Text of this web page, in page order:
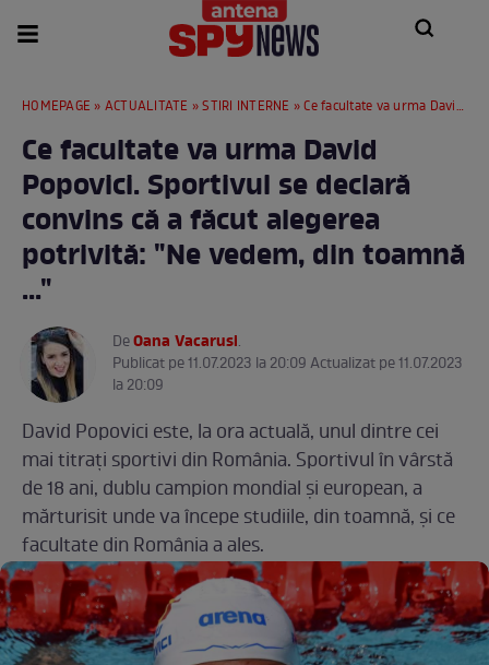
HOMEPAGE » ACTUALITATE »STIRI INTERNE » Ce facultate va urma David Popovici. Sportivul se declară convins că a făcut alegerea potrivită: "Ne vedem, din toamnă ..."
Ce facultate va urma David
Popovici. Sportivul se declară
convins că a făcut alegerea
potrivită: "Ne vedem, din toamnă
..."
DeOana Vacarusi.
Publicat pe 11.07.2023 la 20:09 Actualizat pe 11.07.2023
la 20:09
David Popovici este, la ora actuală, unul dintre cei
mai titrați sportivi din România. Sportivul în vârstă
de 18 ani, dublu campion mondial și european, a
mărturisit unde va începe studiile, din toamnă, și ce
facultate din România a ales.